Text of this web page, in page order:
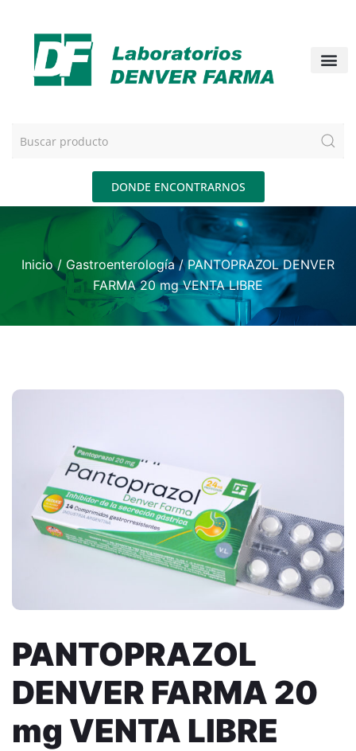
DONDE ENCONTRARNOS
Inicio/ Gastroenterología/ PANTOPRAZOL DENVER
FARMA 20 mg VENTA LIBRE
PANTOPRAZOL
DENVER FARMA 20
mg VENTA LIBRE